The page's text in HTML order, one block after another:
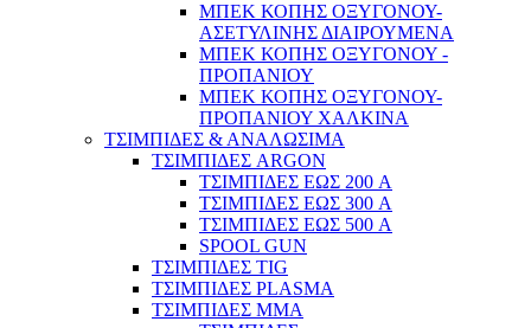
ΜΠΕΚ ΚΟΠΗΣ ΟΞΥΓΟΝΟΥ-
ΑΣΕΤΥΛΙΝΗΣ ΔΙΑΙΡΟΥΜΕΝΑ
ΜΠΕΚ ΚΟΠΗΣ ΟΞΥΓΟΝΟΥ -
ΠΡΟΠΑΝΙΟΥ
ΜΠΕΚ ΚΟΠΗΣ ΟΞΥΓΟΝΟΥ-
ΠΡΟΠΑΝΙΟΥ ΧΑΛΚΙΝΑ
ΤΣΙΜΠΙΔΕΣ & ΑΝΑΛΩΣΙΜΑ
ΤΣΙΜΠΙΔΕΣ ARGON
ΤΣΙΜΠΙΔΕΣ ΕΩΣ 200 A
ΤΣΙΜΠΙΔΕΣ ΕΩΣ 300 A
ΤΣΙΜΠΙΔΕΣ ΕΩΣ 500 A
SPOOL GUN
ΤΣΙΜΠΙΔΕΣ TIG
ΤΣΙΜΠΙΔΕΣ PLASMA
ΤΣΙΜΠΙΔΕΣ MMA